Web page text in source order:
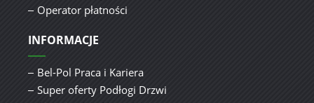
Operator płatności
INFORMACJE
Bel-Pol Praca i Kariera
Super oferty Podłogi Drzwi